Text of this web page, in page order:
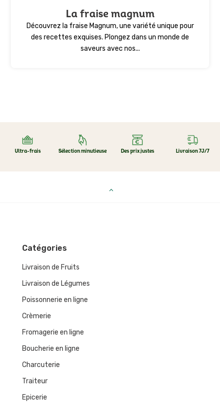
La fraise magnum
Découvrez la fraise Magnum, une variété unique pour
des recettes exquises. Plongez dans un monde de
saveurs avec nos...
Ultra-frais Sélection minutieuse Des prix justes Livraison 7J/7
Catégories
Livraison de Fruits
Livraison de Légumes
Poissonnerie en ligne
Crèmerie
Fromagerie en ligne
Boucherie en ligne
Charcuterie
Traiteur
Epicerie